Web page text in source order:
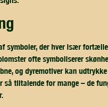
symboler, der hver især
ofte symboliserer
og dyremotiver kan
så tiltalende for mange – de